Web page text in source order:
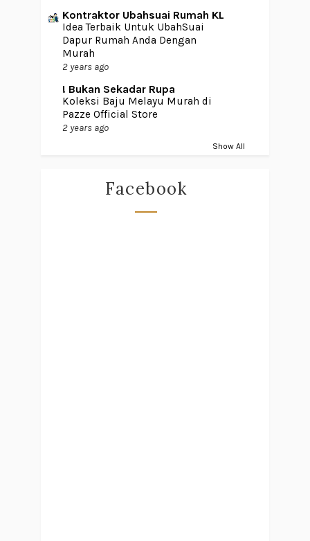
Kontraktor Ubahsuai Rumah KL
Idea Terbaik Untuk UbahSuai
Dapur Rumah Anda Dengan
Murah
2 years ago
! Bukan Sekadar Rupa
Koleksi Baju Melayu Murah di
Pazze Official Store
2 years ago
Show All
Facebook